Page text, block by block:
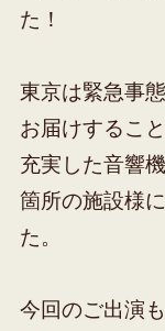
た！
東京は緊急事
お届けするこ
充実した音響
箇所の施設様
た。
今回のご出演